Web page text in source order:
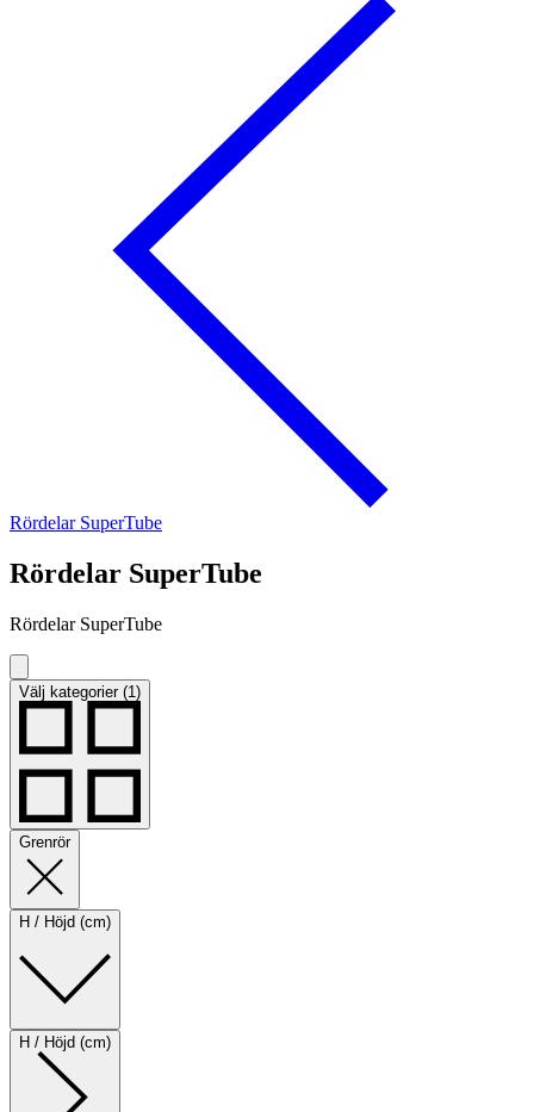
Rördelar SuperTube
Rördelar SuperTube
Rördelar SuperTube
Välj kategorier (1)
Grenrör
H / Höjd (cm)
H / Höjd (cm)